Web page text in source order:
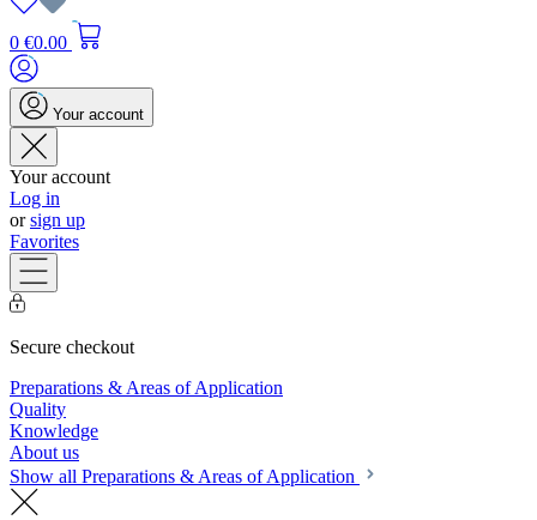
0 €0.00
Your account
Your account
Log in
orsign up
Favorites
Secure checkout
Preparations & Areas of Application
Quality
Knowledge
About us
Show all Preparations & Areas of Application